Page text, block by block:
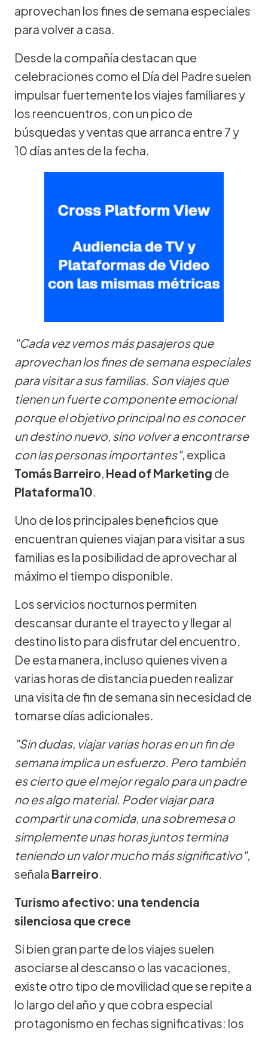
aprovechan los fines de semana especiales
para volver a casa.
Desde la compañía destacan que
celebraciones como el Día del Padre suelen
impulsar fuertemente los viajes familiares y
los reencuentros, con un pico de
búsquedas y ventas que arranca entre 7 y
10 días antes de la fecha.
"Cada vez vemos más pasajeros que
aprovechan los fines de semana especiales
para visitar a sus familias. Son viajes que
tienen un fuerte componente emocional
porque el objetivo principal no es conocer
un destino nuevo, sino volver a encontrarse
con las personas importantes", explica
Tomás Barreiro, Head of Marketing de
Plataforma10.
Uno de los principales beneficios que
encuentran quienes viajan para visitar a sus
familias es la posibilidad de aprovechar al
máximo el tiempo disponible.
Los servicios nocturnos permiten
descansar durante el trayecto y llegar al
destino listo para disfrutar del encuentro.
De esta manera, incluso quienes viven a
varias horas de distancia pueden realizar
una visita de fin de semana sin necesidad de
tomarse días adicionales.
"Sin dudas, viajar varias horas en un fin de
semana implica un esfuerzo. Pero también
es cierto que el mejor regalo para un padre
no es algo material. Poder viajar para
compartir una comida, una sobremesa o
simplemente unas horas juntos termina
teniendo un valor mucho más significativo",
señala Barreiro.
Turismo afectivo: una tendencia
silenciosa que crece
Si bien gran parte de los viajes suelen
asociarse al descanso o las vacaciones,
existe otro tipo de movilidad que se repite a
lo largo del año y que cobra especial
protagonismo en fechas significativas: los